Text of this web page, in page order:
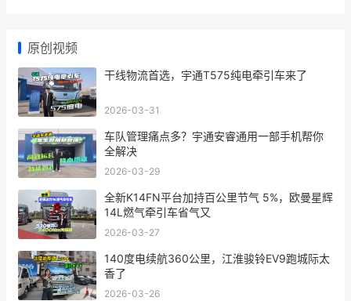
原创视频
干线物流首选，宇通T575纯电牵引车来了
2026-03-31
车队管理痛点多？宇通安睿通用一部手机帮你
全解决
2026-03-29
全新K14FN平台加持百公里节气 5%，欧曼星辉
14L燃气牵引车省气又
2026-03-27
140度电续航360公里，江淮骏铃EV9跑城际太
香了
2026-03-26